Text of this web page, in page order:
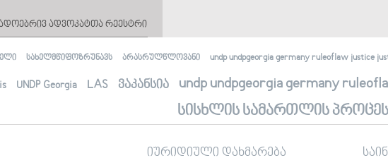
ადვოკატთა რეესტრი
სახელმწიფოზრუნავს არასრულწლოვანი undp undpgeorgia germany ruleoflaw justice
UNDP Georgia LAS ვაკანსია
undp undpgeorgia germany
სისხლის სამართლის
იურიდიული დახმარება